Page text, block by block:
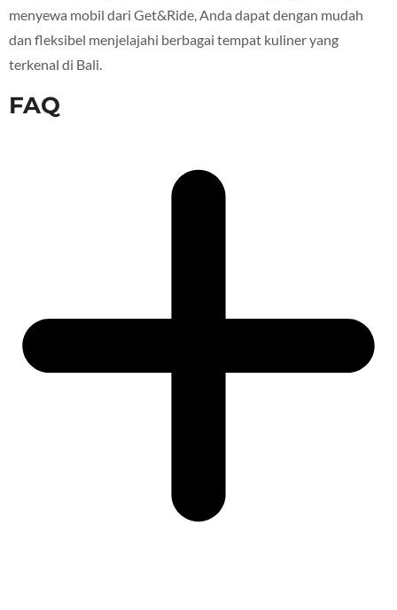
menyewa mobil dari Get&Ride, Anda dapat dengan mudah
dan fleksibel menjelajahi berbagai tempat kuliner yang
terkenal di Bali.
FAQ